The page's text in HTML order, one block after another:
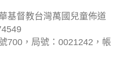
基督教台灣萬國兒童佈道
700，局號：0021242，帳